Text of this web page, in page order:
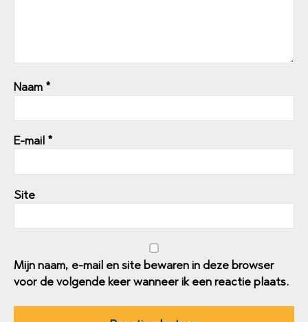
Naam *
E-mail *
Site
Mijn naam, e-mail en site bewaren in deze browser
voor de volgende keer wanneer ik een reactie plaats.